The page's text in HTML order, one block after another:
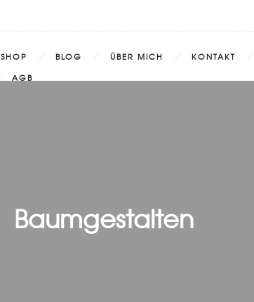
SHOP BLOG ÜBER MICH KONTAKT
AGB
Baumgestalten